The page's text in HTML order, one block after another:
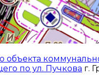
объекта
по ул. Пучкова г.